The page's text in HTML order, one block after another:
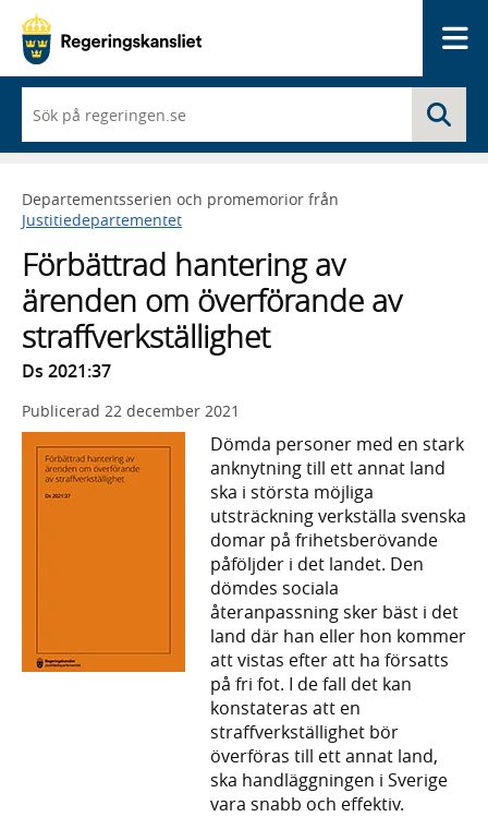
du
börjar
skriva
framträder
en
med
sökförslag
Departementsserien och promemorior från
Justitiedepartementet
Förbättrad hantering av
ärenden om överförande av
straffverkställighet
Ds 2021:37
Publicerad 22 december 2021
Dömda personer med en stark
anknytning till ett annat land
ska i största möjliga
utsträckning verkställa svenska
domar på frihetsberövande
påföljder i det landet. Den
dömdes sociala
återanpassning sker bäst i det
land där han eller hon kommer
att vistas efter att ha försatts
på fri fot. I de fall det kan
konstateras att en
straffverkställighet bör
överföras till ett annat land,
ska handläggningen i Sverige
vara snabb och effektiv.